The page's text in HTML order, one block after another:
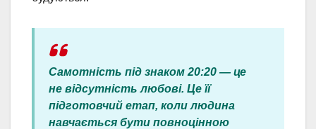
Самотність під знаком 20:20 — це
не відсутність любові. Це її
підготовчий етап, коли людина
навчається бути повноцінною